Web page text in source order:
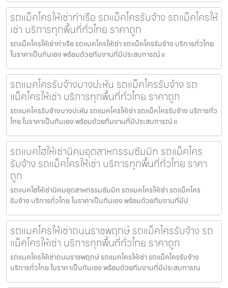
รถแม็คโครให้เช่าท่าเรือ รถแม็คโครรับจ้าง รถแม็คโครให้
เช่า บริการทุกพื้นที่ทั่วไทย ราคาถูก
รถแม็คโครให้เช่าท่าเรือ รถแมคโครให้เช่า รถแม็คโครรับจ้าง บริการทั่วไทย
ในราคาเป็นกันเอง พร้อมด้วยทีมงานที่มีประสบการณ์ แ
รถแมคโครรับจ้างบางปะหัน รถแม็คโครรับจ้าง รถ
แม็คโครให้เช่า บริการทุกพื้นที่ทั่วไทย ราคาถูก
รถแมคโครรับจ้างบางปะหัน รถแมคโครให้เช่า รถแม็คโครรับจ้าง บริการทั่ว
ไทย ในราคาเป็นกันเอง พร้อมด้วยทีมงานที่มีประสบการณ์ แ
รถแบคโฮให้เช่านิคมอุตสาหกรรมซัมมิท รถแม็คโคร
รับจ้าง รถแม็คโครให้เช่า บริการทุกพื้นที่ทั่วไทย ราคา
ถูก
รถแบคโฮให้เช่านิคมอุตสาหกรรมซัมมิท รถแมคโครให้เช่า รถแม็คโคร
รับจ้าง บริการทั่วไทย ในราคาเป็นกันเอง พร้อมด้วยทีมงานที่มีป
รถแมคโครให้เช่าถนนราชพฤกษ์ รถแม็คโครรับจ้าง รถ
แม็คโครให้เช่า บริการทุกพื้นที่ทั่วไทย ราคาถูก
รถแมคโครให้เช่าถนนราชพฤกษ์ รถแมคโครให้เช่า รถแม็คโครรับจ้าง
บริการทั่วไทย ในราคาเป็นกันเอง พร้อมด้วยทีมงานที่มีประสบการณ